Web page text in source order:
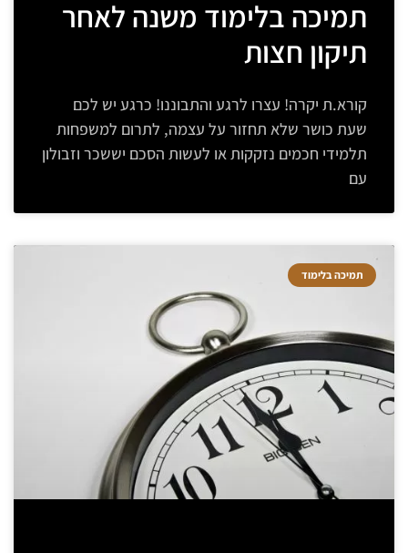
תמיכה בלימוד משנה לאחר
תיקון חצות
קורא.ת יקרה! עצרו לרגע והתבוננו! כרגע יש לכם
שעת כושר שלא תחזור על עצמה, לתרום למשפחות
תלמידי חכמים נזקקות או לעשות הסכם יששכר וזבולון
עם
תמיכה בלימוד